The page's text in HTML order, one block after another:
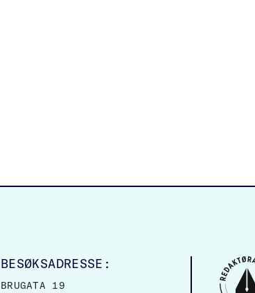
BESØKSADRESSE:
BRUGATA 19